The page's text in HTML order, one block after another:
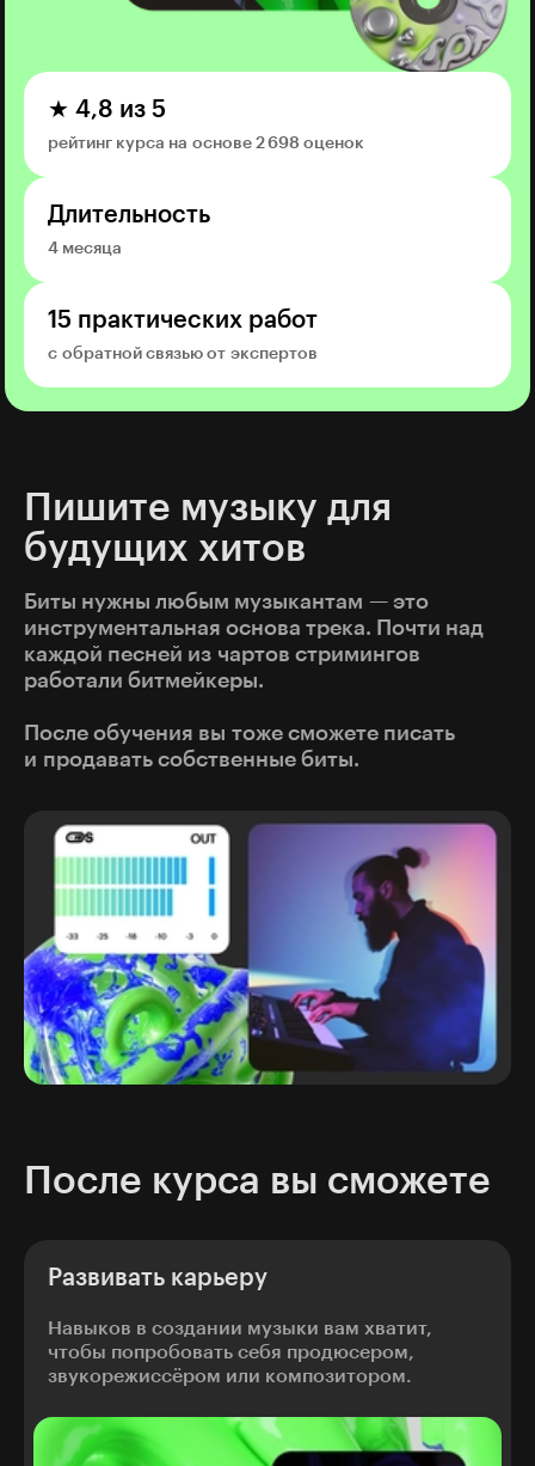
★ 4,8 из 5
рейтинг курса на основе 2 698 оценок
Длительность
4 месяца
15 практических работ
с обратной связью от экспертов
Пишите музыку для
будущих хитов
Биты нужны любым музыкантам — это
инструментальная основа трека. Почти над
каждой песней из чартов стримингов
работали битмейкеры.
После обучения вы тоже сможете писать
и продавать собственные биты.
После курса вы сможете
Развивать карьеру
Навыков в создании музыки вам хватит,
чтобы попробовать себя продюсером,
звукорежиссёром или композитором.